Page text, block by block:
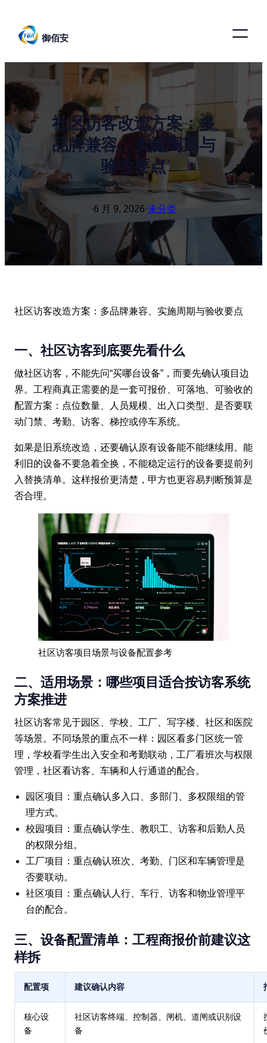
御佰安
社区访客改造方案：多
品牌兼容、实施周期与
验收要点
·6 月 9, 2026·未分类
社区访客改造方案：多品牌兼容、实施周期与验收要点
一、社区访客到底要先看什么
做社区访客，不能先问“买哪台设备”，而要先确认项目边
界。工程商真正需要的是一套可报价、可落地、可验收的
配置方案：点位数量、人员规模、出入口类型、是否要联
动门禁、考勤、访客、梯控或停车系统。
如果是旧系统改造，还要确认原有设备能不能继续用。能
利旧的设备不要急着全换，不能稳定运行的设备要提前列
入替换清单。这样报价更清楚，甲方也更容易判断预算是
否合理。
社区访客项目场景与设备配置参考
二、适用场景：哪些项目适合按访客系统
方案推进
社区访客常见于园区、学校、工厂、写字楼、社区和医院
等场景。不同场景的重点不一样：园区看多门区统一管
理，学校看学生出入安全和考勤联动，工厂看班次与权限
管理，社区看访客、车辆和人行通道的配合。
园区项目：重点确认多入口、多部门、多权限组的管
理方式。
校园项目：重点确认学生、教职工、访客和后勤人员
的权限分组。
工厂项目：重点确认班次、考勤、门区和车辆管理是
否要联动。
社区项目：重点确认人行、车行、访客和物业管理平
台的配合。
三、设备配置清单：工程商报价前建议这
样拆
配置项 建议确认内容
核心设
备
社区访客终端、控制器、闸机、道闸或识别设
备